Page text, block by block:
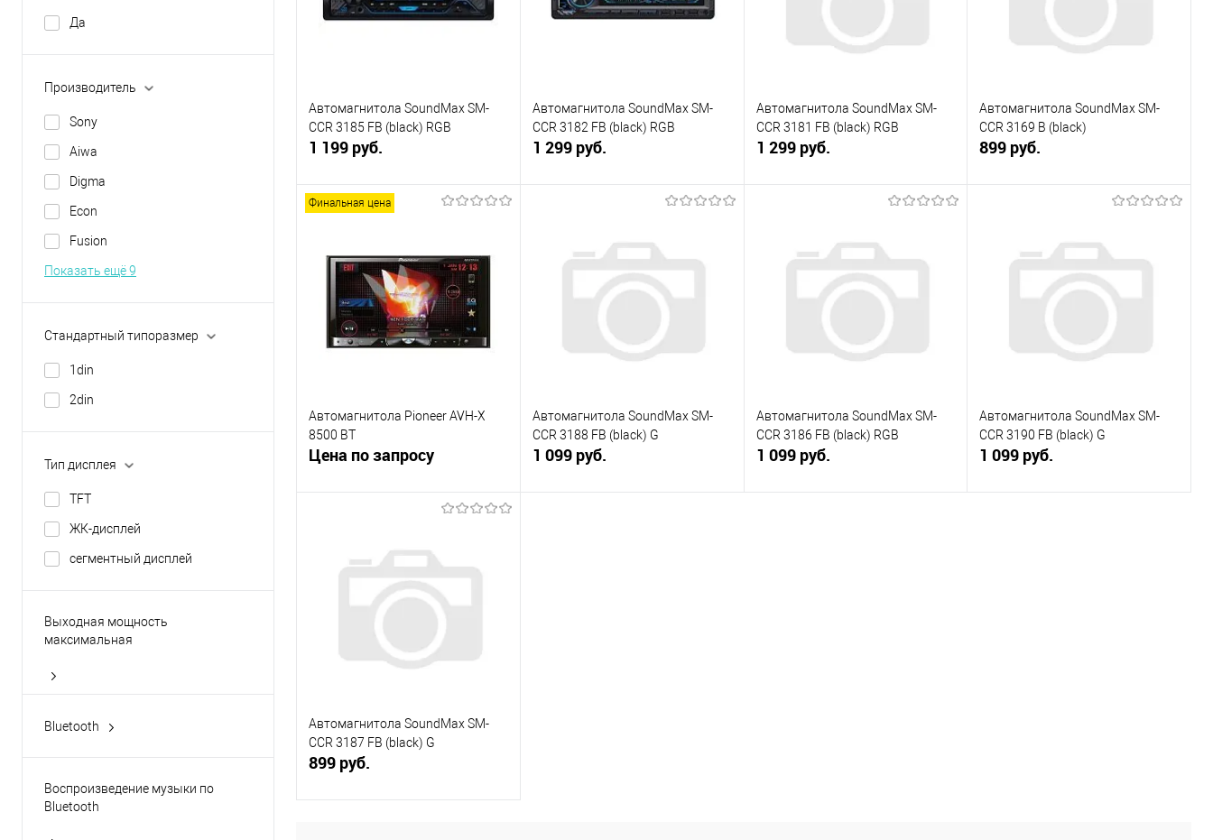
Да
Производитель
Sony
Aiwa
Digma
Econ
Fusion
Показать ещё 9
Стандартный типоразмер
1din
2din
Тип дисплея
TFT
ЖК-дисплей
сегментный дисплей
Выходная мощность
максимальная
4 х 60
Bluetooth
Воспроизведение музыки по
Bluetooth
Автомагнитола SoundMax SM-
CCR 3185 FB (black) RGB
1 199 руб.
В корзину
Купить в 1 клик
К сравнению
В избранное
В наличии
Автомагнитола SoundMax SM-
CCR 3182 FB (black) RGB
1 299 руб.
Купить в 1 клик
К сравнению
В избранное
В наличии
Автомагнитола SoundMax SM-
CCR 3181 FB (black) RGB
1 299 руб.
Купить в 1 клик
К сравнению
В избранное
В наличии
Автомагнитола SoundMax SM-
CCR 3169 B (black)
899 руб.
Купить в 1 клик
К сравнению
В избранное
В наличии
Финальная цена
Автомагнитола Pioneer AVH-X
8500 BT
Цена по запросу
Купить в 1 клик
К сравнению
В избранное
В наличии
Автомагнитола SoundMax SM-
CCR 3188 FB (black) G
1 099 руб.
Автомагнитола SoundMax SM-
CCR 3186 FB (black) RGB
1 099 руб.
Автомагнитола SoundMax SM-
CCR 3190 FB (black) G
1 099 руб.
Автомагнитола SoundMax SM-
CCR 3187 FB (black) G
899 руб.